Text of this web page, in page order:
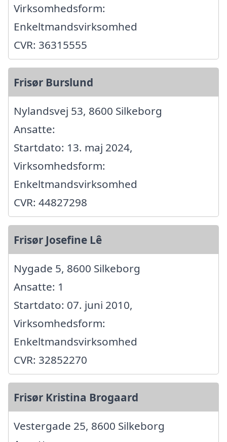
Virksomhedsform:
Enkeltmandsvirksomhed
CVR: 36315555
Frisør Burslund
Nylandsvej 53, 8600 Silkeborg
Ansatte:
Startdato: 13. maj 2024,
Virksomhedsform:
Enkeltmandsvirksomhed
CVR: 44827298
Frisør Josefine Lê
Nygade 5, 8600 Silkeborg
Ansatte: 1
Startdato: 07. juni 2010,
Virksomhedsform:
Enkeltmandsvirksomhed
CVR: 32852270
Frisør Kristina Brogaard
Vestergade 25, 8600 Silkeborg